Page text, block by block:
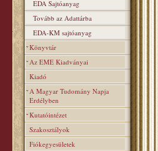
EDA Sajtóanyag
Tovább az Adattárba
EDA-KM sajtóanyag
Könyvtár
Az EME Kiadványai
Kiadó
A Magyar Tudomány Napja
Erdélyben
Kutatóintézet
Szakosztályok
Fiókegyesületek